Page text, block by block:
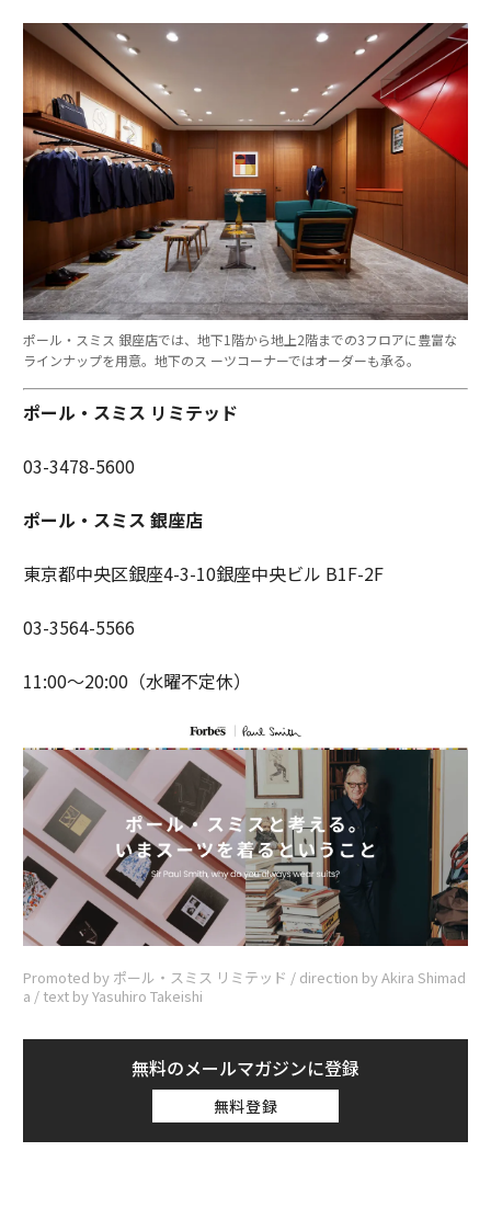
ポール・スミス 銀座店では、地下1階から地上2階までの3フロアに豊富な
ラインナップを用意。地下のス ーツコーナーではオーダーも承る。
ポール・スミス リミテッド
03-3478-5600
ポール・スミス 銀座店
東京都中央区銀座4-3-10銀座中央ビル B1F-2F
03-3564-5566
11:00〜20:00（水曜不定休）
Promoted by ポール・スミス リミテッド / direction by Akira Shimad
a / text by Yasuhiro Takeishi
無料のメールマガジンに登録
無料登録